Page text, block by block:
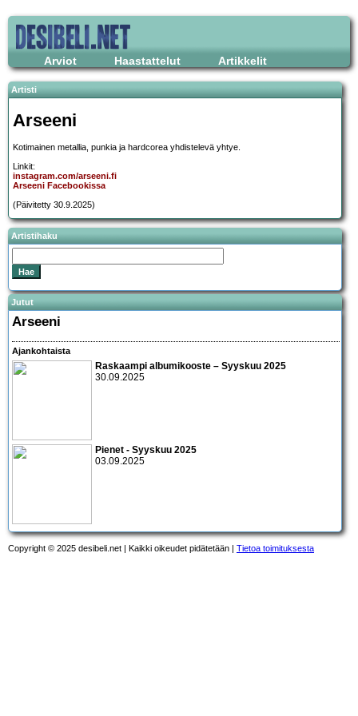
Arviot Haastattelut Artikkelit
Artisti
Arseeni
Kotimainen metallia, punkia ja hardcorea yhdistelevä yhtye.
Linkit:
instagram.com/arseeni.fi
Arseeni Facebookissa
(Päivitetty 30.9.2025)
Artistihaku
Jutut
Arseeni
Ajankohtaista
Raskaampi albumikooste – Syyskuu 2025
30.09.2025
Pienet - Syyskuu 2025
03.09.2025
Copyright © 2025 desibeli.net | Kaikki oikeudet pidätetään | Tietoa toimituksesta